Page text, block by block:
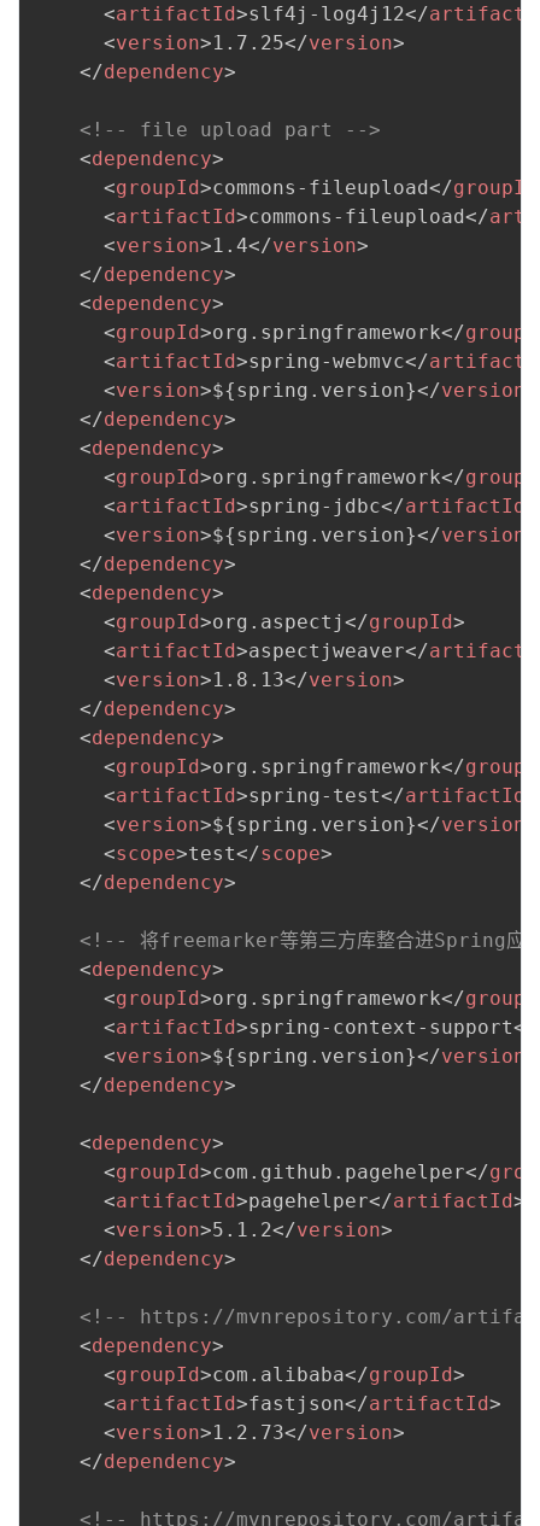
<artifactId>slf4j-log4j12</
<version>1.7.25</version>
</dependency>
<!-- file upload part -->
<dependency>
<groupId>commons-fileupload</groupId
<artifactId>commons-fileupload</
<version>1.4</version>
</dependency>
<dependency>
<groupId>org.springframework</
<artifactId>spring-webmvc</
<version>${spring.version}</version
</dependency>
<dependency>
<groupId>org.springframework</
<artifactId>spring-jdbc</artifactId
<version>${spring.version}</version
</dependency>
<dependency>
<groupId>org.aspectj </groupId>
<artifactId>aspectjweaver</
<version>1.8.13</version>
</dependency>
<dependency>
<groupId>org.springframework</
<artifactId>spring-test</artifactId
<version>${spring.version}</version
<scope>test</scope>
</dependency>
<!-- 将freemarker等第三方库整合进Spring应
<dependency>
<groupId>org.springframework</
<artifactId>spring-context-support</
<version>${spring.version}</version
</dependency>
<dependency>
<groupId>com.github.pagehelper</
<artifactId>pagehelper</artifactId>
<version>5.1.2</version>
</dependency>
<!-- https://mvnrepository.com/
<dependency>
<groupId>com.alibaba</groupId>
<artifactId>fastjson</artifactId>
<version>1.2.73</version>
</dependency>
<!-- https://mvnrepository.com/